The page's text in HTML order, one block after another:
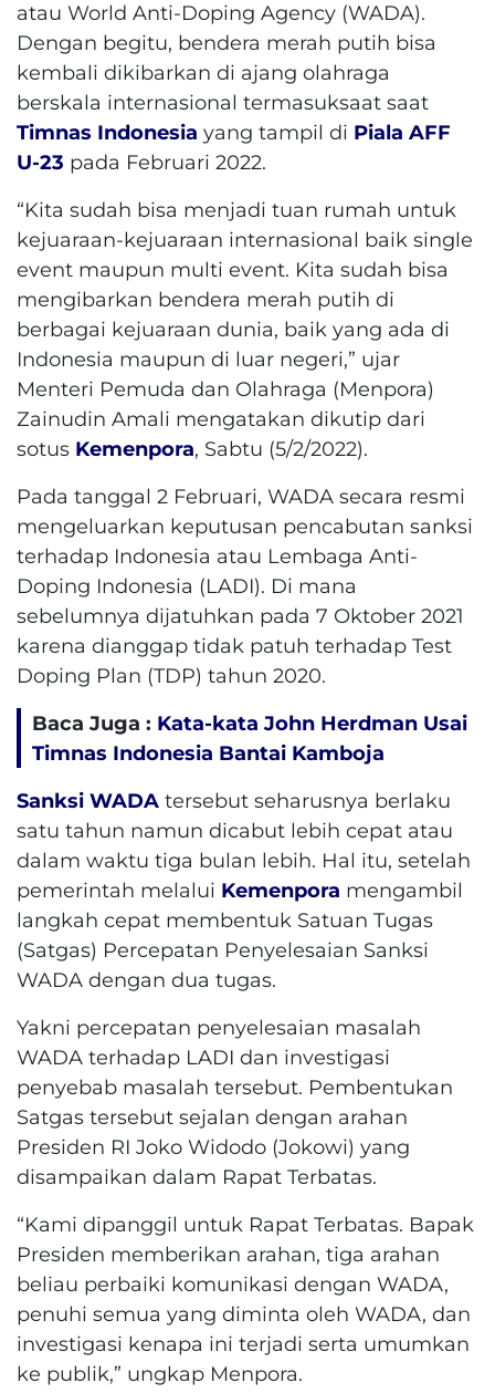
atau World Anti-Doping Agency (WADA).
Dengan begitu, bendera merah putih bisa
kembali dikibarkan di ajang olahraga
berskala internasional termasuksaat saat
Timnas Indonesia yang tampil di Piala AFF
U-23 pada Februari 2022.
“Kita sudah bisa menjadi tuan rumah untuk
kejuaraan-kejuaraan internasional baik single
event maupun multi event. Kita sudah bisa
mengibarkan bendera merah putih di
berbagai kejuaraan dunia, baik yang ada di
Indonesia maupun di luar negeri,” ujar
Menteri Pemuda dan Olahraga (Menpora)
Zainudin Amali mengatakan dikutip dari
sotus Kemenpora, Sabtu (5/2/2022).
Pada tanggal 2 Februari, WADA secara resmi
mengeluarkan keputusan pencabutan sanksi
terhadap Indonesia atau Lembaga Anti-
Doping Indonesia (LADI). Di mana
sebelumnya dijatuhkan pada 7 Oktober 2021
karena dianggap tidak patuh terhadap Test
Doping Plan (TDP) tahun 2020.
Baca Juga : Kata-kata John Herdman Usai
Timnas Indonesia Bantai Kamboja
Sanksi WADA tersebut seharusnya berlaku
satu tahun namun dicabut lebih cepat atau
dalam waktu tiga bulan lebih. Hal itu, setelah
pemerintah melalui Kemenpora mengambil
langkah cepat membentuk Satuan Tugas
(Satgas) Percepatan Penyelesaian Sanksi
WADA dengan dua tugas.
Yakni percepatan penyelesaian masalah
WADA terhadap LADI dan investigasi
penyebab masalah tersebut. Pembentukan
Satgas tersebut sejalan dengan arahan
Presiden RI Joko Widodo (Jokowi) yang
disampaikan dalam Rapat Terbatas.
“Kami dipanggil untuk Rapat Terbatas. Bapak
Presiden memberikan arahan, tiga arahan
beliau perbaiki komunikasi dengan WADA,
penuhi semua yang diminta oleh WADA, dan
investigasi kenapa ini terjadi serta umumkan
ke publik,” ungkap Menpora.